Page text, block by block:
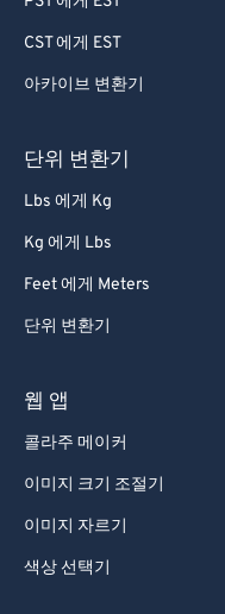
CST 에게 EST
아카이브 변환기
단위 변환기
Lbs 에게 Kg
Kg 에게 Lbs
Feet 에게 Meters
단위 변환기
웹 앱
콜라주 메이커
이미지 크기 조절기
이미지 자르기
색상 선택기